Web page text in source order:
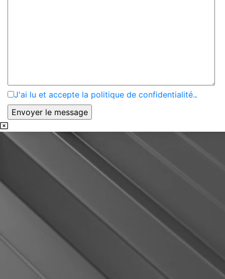
J'ai lu et accepte la politique de confidentialité..